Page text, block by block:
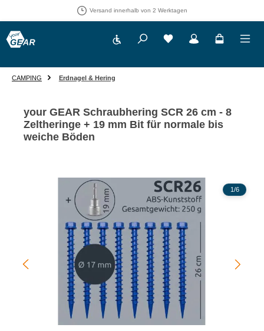
Versand innerhalb von 2 Werktagen
Werkzeugleiste anzeigenDu hast 0 Produkte auf
CAMPING Erdnagel & Hering
your GEAR Schraubhering SCR 26 cm - 8
Zeltheringe + 19 mm Bit für normale bis
weiche Böden
Bildergalerie überspringen
1/6